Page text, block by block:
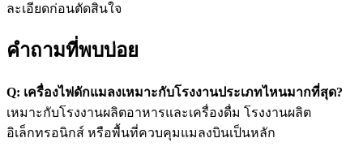
ละเอียดก่อนตัดสินใจ
คำถามที่พบบ่อย
Q: เครื่องไฟดักแมลงเหมาะกับโรงงานประเภทไหนมากที่สุด?
เหมาะกับโรงงานผลิตอาหารและเครื่องดื่ม โรงงานผลิต
อิเล็กทรอนิกส์ หรือพื้นที่ควบคุมแมลงบินเป็นหลัก